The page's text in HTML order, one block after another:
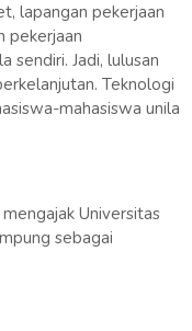
lapangan pekerjaan
pekerjaan
sendiri. Jadi, lulusan
Teknologi
mahasiswa unila
Universitas
sebagai